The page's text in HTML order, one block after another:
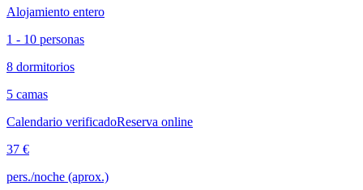
Alojamiento entero
1 - 10 personas
8 dormitorios
5 camas
Calendario verificadoReserva online
37 €
pers./noche (aprox.)